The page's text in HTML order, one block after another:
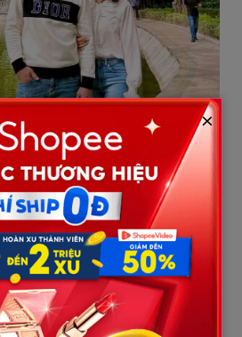
Lê Văn Thắng quen biết và trở thành
một chương trình truyền hình
×